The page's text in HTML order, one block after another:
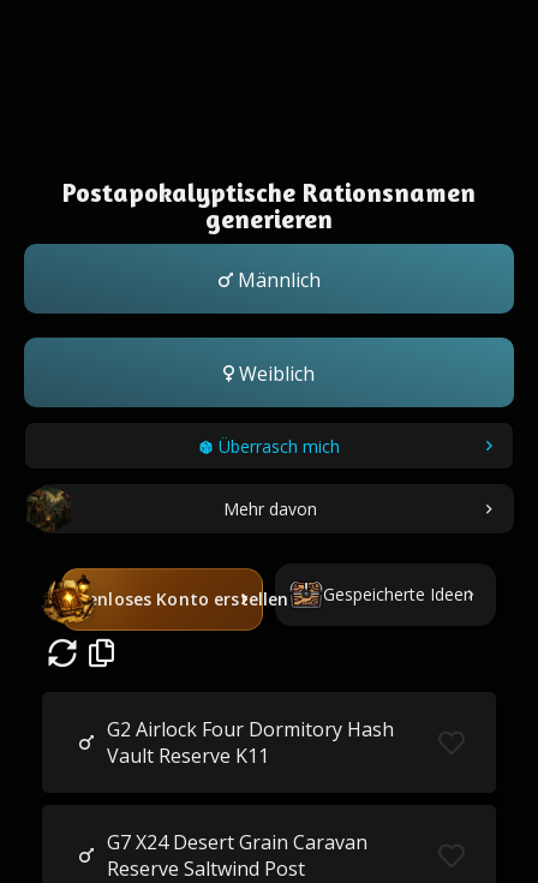
Postapokalyptische Rationsnamen
generieren
Männlich
Weiblich
Überrasch mich
Mehr davon
Kostenloses Konto erstellen Gespeicherte Ideen
G2 Airlock Four Dormitory Hash
Vault Reserve K11
G7 X24 Desert Grain Caravan
Reserve Saltwind Post